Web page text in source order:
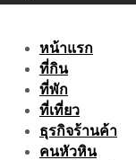
หน้าแรก
ที่กิน
ที่พัก
ที่เที่ยว
ธุรกิจร้านค้า
คนหัวหิน